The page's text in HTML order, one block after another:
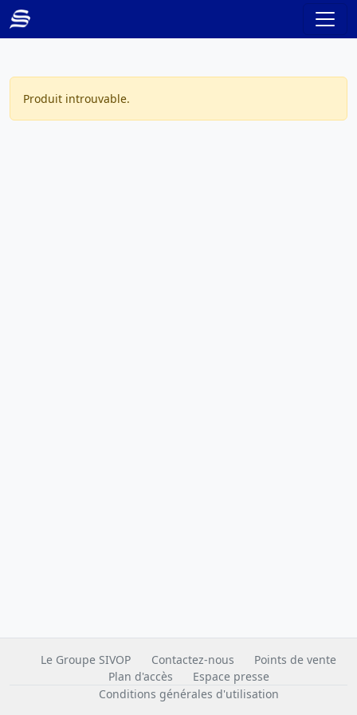
Produit introuvable.
Le Groupe SIVOP Contactez-nous
Points de vente
Plan d'accès
Espace presse
Conditions générales d'utilisation